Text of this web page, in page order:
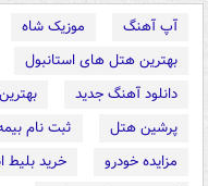
آپ آهنگ موزیک شاه
بهترین هتل های استانبول
دانلود آهنگ جدید
پرشین هتل
ثبت نام
مزایده خودرو
خرید بلیط